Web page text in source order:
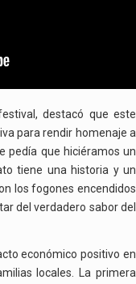
destacó que este
para rendir homenaje a
pedía que hiciéramos un
tiene una historia y un
los fogones encendidos
del verdadero sabor del
económico positivo en
locales. La primera